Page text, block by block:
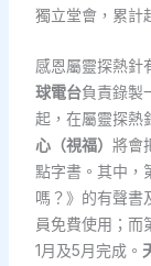
獨立堂會，累計
感恩屬靈探熱針
球電台負責錄製
起，在屬靈探熱
心（視福） 將會
點字書。其中
嗎？》的有聲書
員免費使用；而
1月及5月完成。